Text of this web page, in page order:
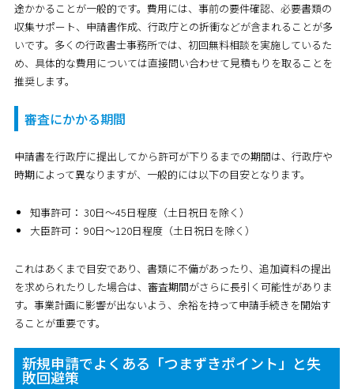
途かかることが一般的です。費用には、事前の要件確認、必要書類の
収集サポート、申請書作成、行政庁との折衝などが含まれることが多
いです。多くの行政書士事務所では、初回無料相談を実施しているた
め、具体的な費用については直接問い合わせて見積もりを取ることを
推奨します。
審査にかかる期間
申請書を行政庁に提出してから許可が下りるまでの期間は、行政庁や
時期によって異なりますが、一般的には以下の目安となります。
知事許可： 30日～45日程度（土日祝日を除く）
大臣許可： 90日～120日程度（土日祝日を除く）
これはあくまで目安であり、書類に不備があったり、追加資料の提出
を求められたりした場合は、審査期間がさらに長引く可能性がありま
す。事業計画に影響が出ないよう、余裕を持って申請手続きを開始す
ることが重要です。
新規申請でよくある「つまずきポイント」と失
敗回避策